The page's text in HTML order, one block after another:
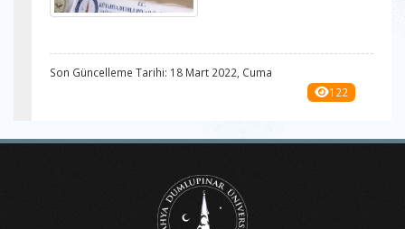
Son Güncelleme Tarihi: 18 Mart 2022, Cuma
122